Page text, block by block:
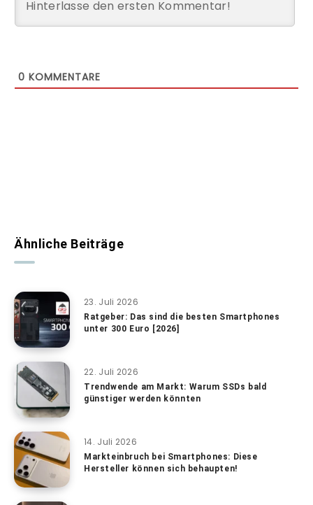
0 KOMMENTARE
Ähnliche Beiträge
23. Juli 2026
Ratgeber: Das sind die besten Smartphones
unter 300 Euro [2026]
22. Juli 2026
Trendwende am Markt: Warum SSDs bald
günstiger werden könnten
14. Juli 2026
Markteinbruch bei Smartphones: Diese
Hersteller können sich behaupten!